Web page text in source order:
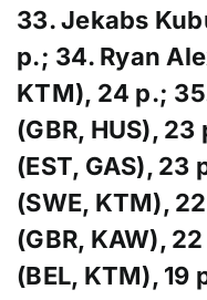
33. Jekabs
p.; 34. Ryan
KTM), 24 p.;
(GBR, HUS),
(EST, GAS), 23
(SWE, KTM),
(GBR, KAW),
(BEL, KTM), 19